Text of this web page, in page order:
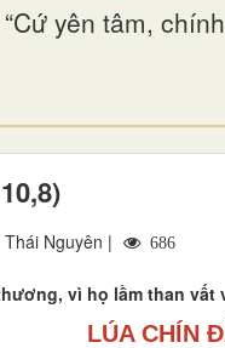
“Cứ yên tâm,
Thái Nguyên | 686
vì họ lầm than
LÚA CHÍN